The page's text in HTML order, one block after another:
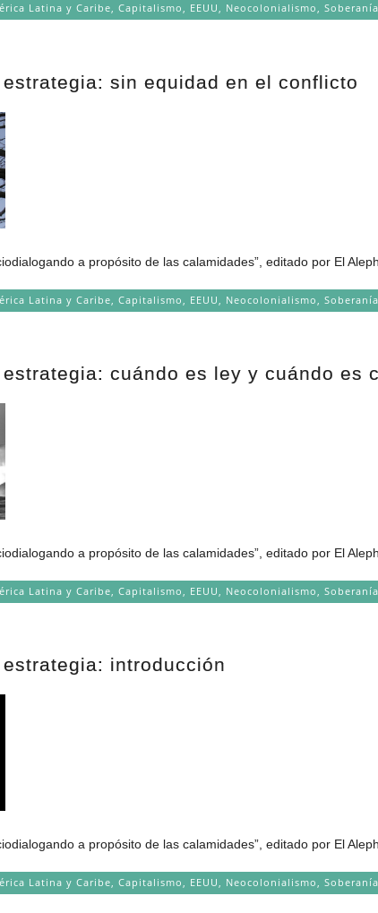
Latina y Caribe,Capitalismo, EEUU, Neocolonialismo,
sin equidad en el conflicto
a propósito de las calamidades”, editado por El
Latina y Caribe,Capitalismo, EEUU, Neocolonialismo,
cuándo es ley y cuándo es
a propósito de las calamidades”, editado por El
Latina y Caribe,Capitalismo, EEUU, Neocolonialismo,
introducción
a propósito de las calamidades”, editado por El
Latina y Caribe,Capitalismo, EEUU, Neocolonialismo,